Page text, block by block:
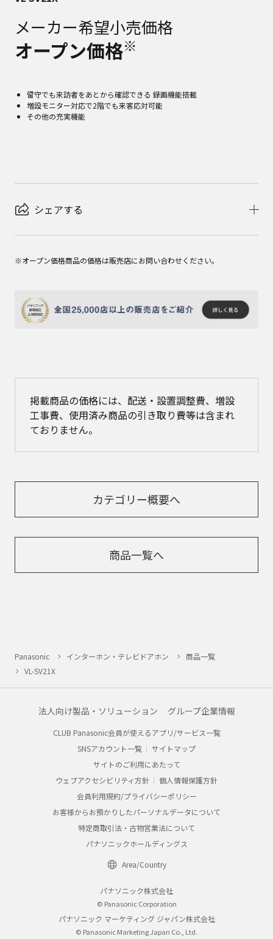
メーカー希望小売価格
オープン価格※
留守でも来訪者をあとから確認できる 録画機能搭載
増設モニター対応で2階でも来客応対可能
その他の充実機能
シェアする
※オープン価格商品の価格は販売店にお問い合わせください。
掲載商品の価格には、配送・設置調整費、増設
工事費、使用済み商品の引き取り費等は含まれ
ておりません。
カテゴリー概要へ
商品一覧へ
Panasonic インターホン・テレビドアホン
商品一覧
VL-SV21X
法人向け製品・ソリューション グループ企業情報
CLUB Panasonic会員が使えるアプリ/サービス一覧
SNSアカウント一覧
サイトマップ
サイトのご利用にあたって
ウェブアクセシビリティ方針
個人情報保護方針
会員利用規約/プライバシーポリシー
お客様からお預かりしたパーソナルデータについて
特定商取引法・古物営業法について
パナソニックホールディングス
Area/Country
パナソニック株式会社
© Panasonic Corporation
パナソニック マーケティング ジャパン株式会社
© Panasonic Marketing Japan Co., Ltd.